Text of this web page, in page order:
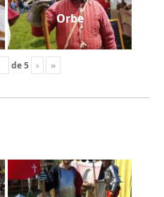
Orbe
de5 › »